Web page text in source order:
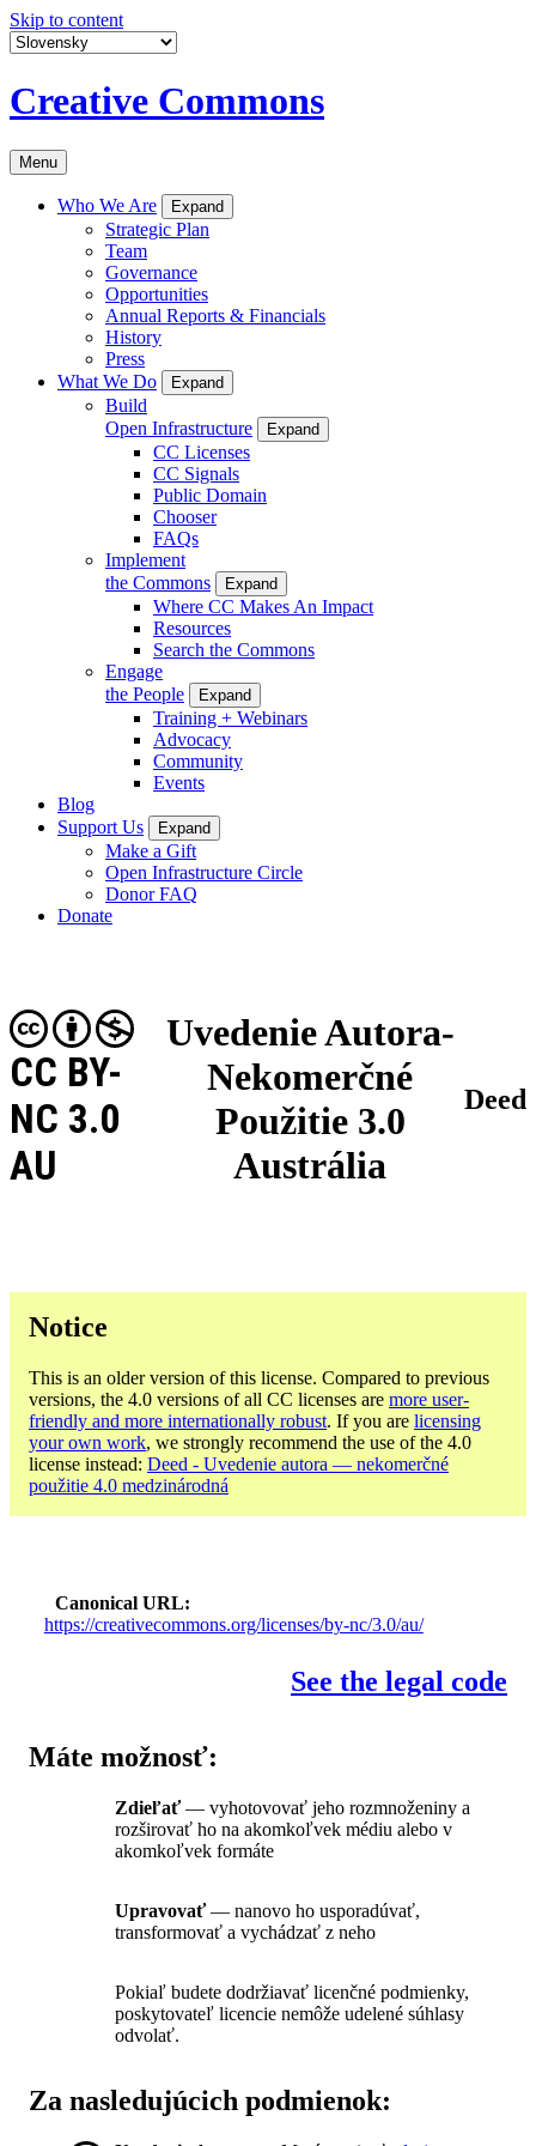
Skip to content
Creative Commons
Menu
Who We Are Expand
Strategic Plan
Team
Governance
Opportunities
Annual Reports & Financials
History
Press
What We Do
Expand
Build
Open Infrastructure
Expand
CC Licenses
CC Signals
Public Domain
Chooser
FAQs
Implement
the Commons
Expand
Where CC Makes An Impact
Resources
Search the Commons
Engage
the People
Expand
Training + Webinars
Advocacy
Community
Events
Blog
Support Us
Expand
Make a Gift
Open Infrastructure Circle
Donor FAQ
Donate
Uvedenie Autora-
Nekomerčné
Použitie 3.0
Austrália
CC BY-
NC 3.0
AU
Deed
Notice
This is an older version of this license. Compared to previous
versions, the 4.0 versions of all CC licenses are more user-
friendly and more internationally robust. If you are licensing
your own work, we strongly recommend the use of the 4.0
license instead: Deed - Uvedenie autora — nekomerčné
použitie 4.0 medzinárodná
Canonical URL
https://creativecommons.org/licenses/by-nc/3.0/au/
See the legal code
Máte možnosť:
Zdieľať— vyhotovovať jeho rozmnoženiny a
rozširovať ho na akomkoľvek médiu alebo v
akomkoľvek formáte
Upravovať— nanovo ho usporadúvať,
transformovať a vychádzať z neho
Pokiaľ budete dodržiavať licenčné podmienky,
poskytovateľ licencie nemôže udelené súhlasy
odvolať.
Za nasledujúcich podmienok: